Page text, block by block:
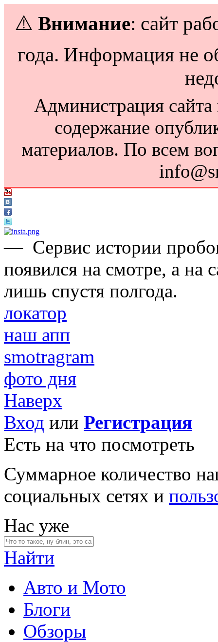
⚠️ Внимание: сайт
года. Информация не
Администрация сайта
содержание
материалов. По всем
— Сервис истории
появился на смотре, а на
лишь спустя полгода.
локатор
наш апп
smotragram
фото дня
Наверх
Вход или Регистрация
Есть на что посмотреть
Суммарное количество
социальных сетях и
Нас уже
Найти
Авто и Мото
Блоги
Обзоры